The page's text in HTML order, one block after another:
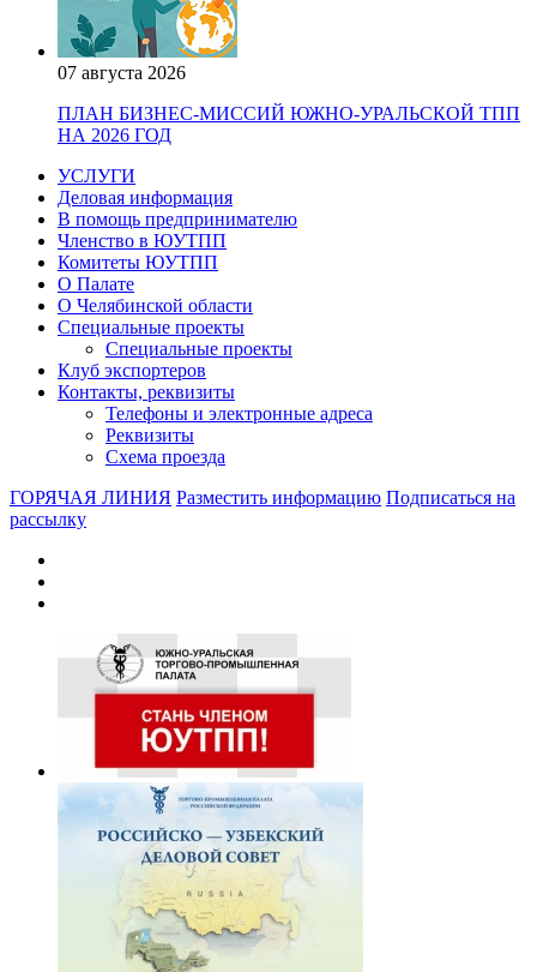
07 августа 2026
ПЛАН БИЗНЕС-МИССИЙ ЮЖНО-УРАЛЬСКОЙ ТПП
НА 2026 ГОД
УСЛУГИ
Деловая информация
В помощь предпринимателю
Членство в ЮУТПП
Комитеты ЮУТПП
О Палате
О Челябинской области
Специальные проекты
Специальные проекты
Клуб экспортеров
Контакты, реквизиты
Телефоны и электронные адреса
Реквизиты
Схема проезда
ГОРЯЧАЯ ЛИНИЯ Разместить информацию Подписаться на
рассылку